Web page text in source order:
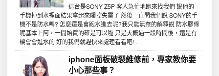
這台是SONY Z5P 客人急忙地跑來找我們 說他的
手機掉到水裡面結果拿起來觸控失靈了 然後一直問我們說 SONY的手
機不是防水嗎? 怎麼還是會跑水進去呢?我只能無奈的解釋說 防水膠條
呢基本上阿，一開始買的確是可以啦 只是大概過一段時間後，還是有
機會會進水的 好的我們就趕快來處理看看吧! .
iphone面板破裂維修前，專家教你要
小心那些事？